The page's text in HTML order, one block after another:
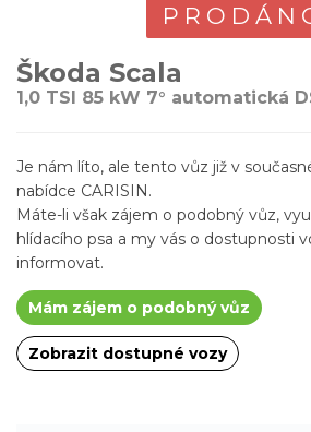
Škoda Scala
1,0 TSI 85 kW 7° automatická
Je nám líto, ale tento vůz již v
nabídce CARISIN.
Máte-li však zájem o podobný vůz,
hlídacího psa a my vás o dostupnosti
informovat.
Mám zájem o podobný vůz
Zobrazit dostupné vozy